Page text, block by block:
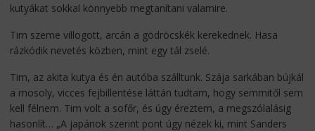
kutyákat sokkal könnyebb megtanítani valamire.
Tim szeme villogott, arcán a gödröcskék kerekednek. Hasa
rázkódik nevetés közben, mint egy tál zselé.
Tim, az akita kutya és én autóba szálltunk. Szája sarkában bújkál
a mosoly, vicces fejbillentése láttán tudtam, hogy semmitől sem
kell félnem. Tim volt a sofőr, és úgy éreztem, a megszólalásig
hasonlít… „A japánok szerint pont úgy nézek ki, mint Sanders